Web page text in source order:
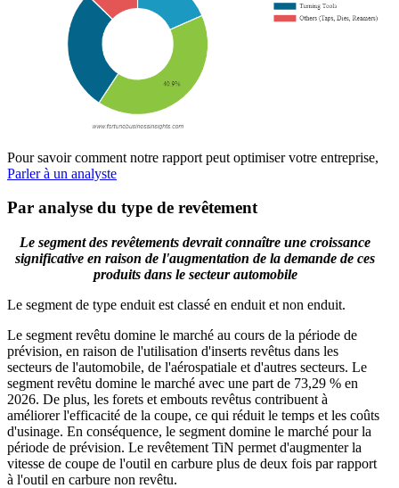
Pour savoir comment notre rapport peut optimiser votre entreprise,
Parler à un analyste
Par analyse du type de revêtement
Le segment des revêtements devrait connaître une croissance
significative en raison de l'augmentation de la demande de ces
produits dans le secteur automobile
Le segment de type enduit est classé en enduit et non enduit.
Le segment revêtu domine le marché au cours de la période de
prévision, en raison de l'utilisation d'inserts revêtus dans les
secteurs de l'automobile, de l'aérospatiale et d'autres secteurs. Le
segment revêtu domine le marché avec une part de 73,29 % en
2026. De plus, les forets et embouts revêtus contribuent à
améliorer l'efficacité de la coupe, ce qui réduit le temps et les coûts
d'usinage. En conséquence, le segment domine le marché pour la
période de prévision. Le revêtement TiN permet d'augmenter la
vitesse de coupe de l'outil en carbure plus de deux fois par rapport
à l'outil en carbure non revêtu.